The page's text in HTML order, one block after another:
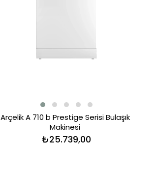
Arçelik A 710 b Prestige Serisi Bulaşık
Makinesi
₺25.739,00